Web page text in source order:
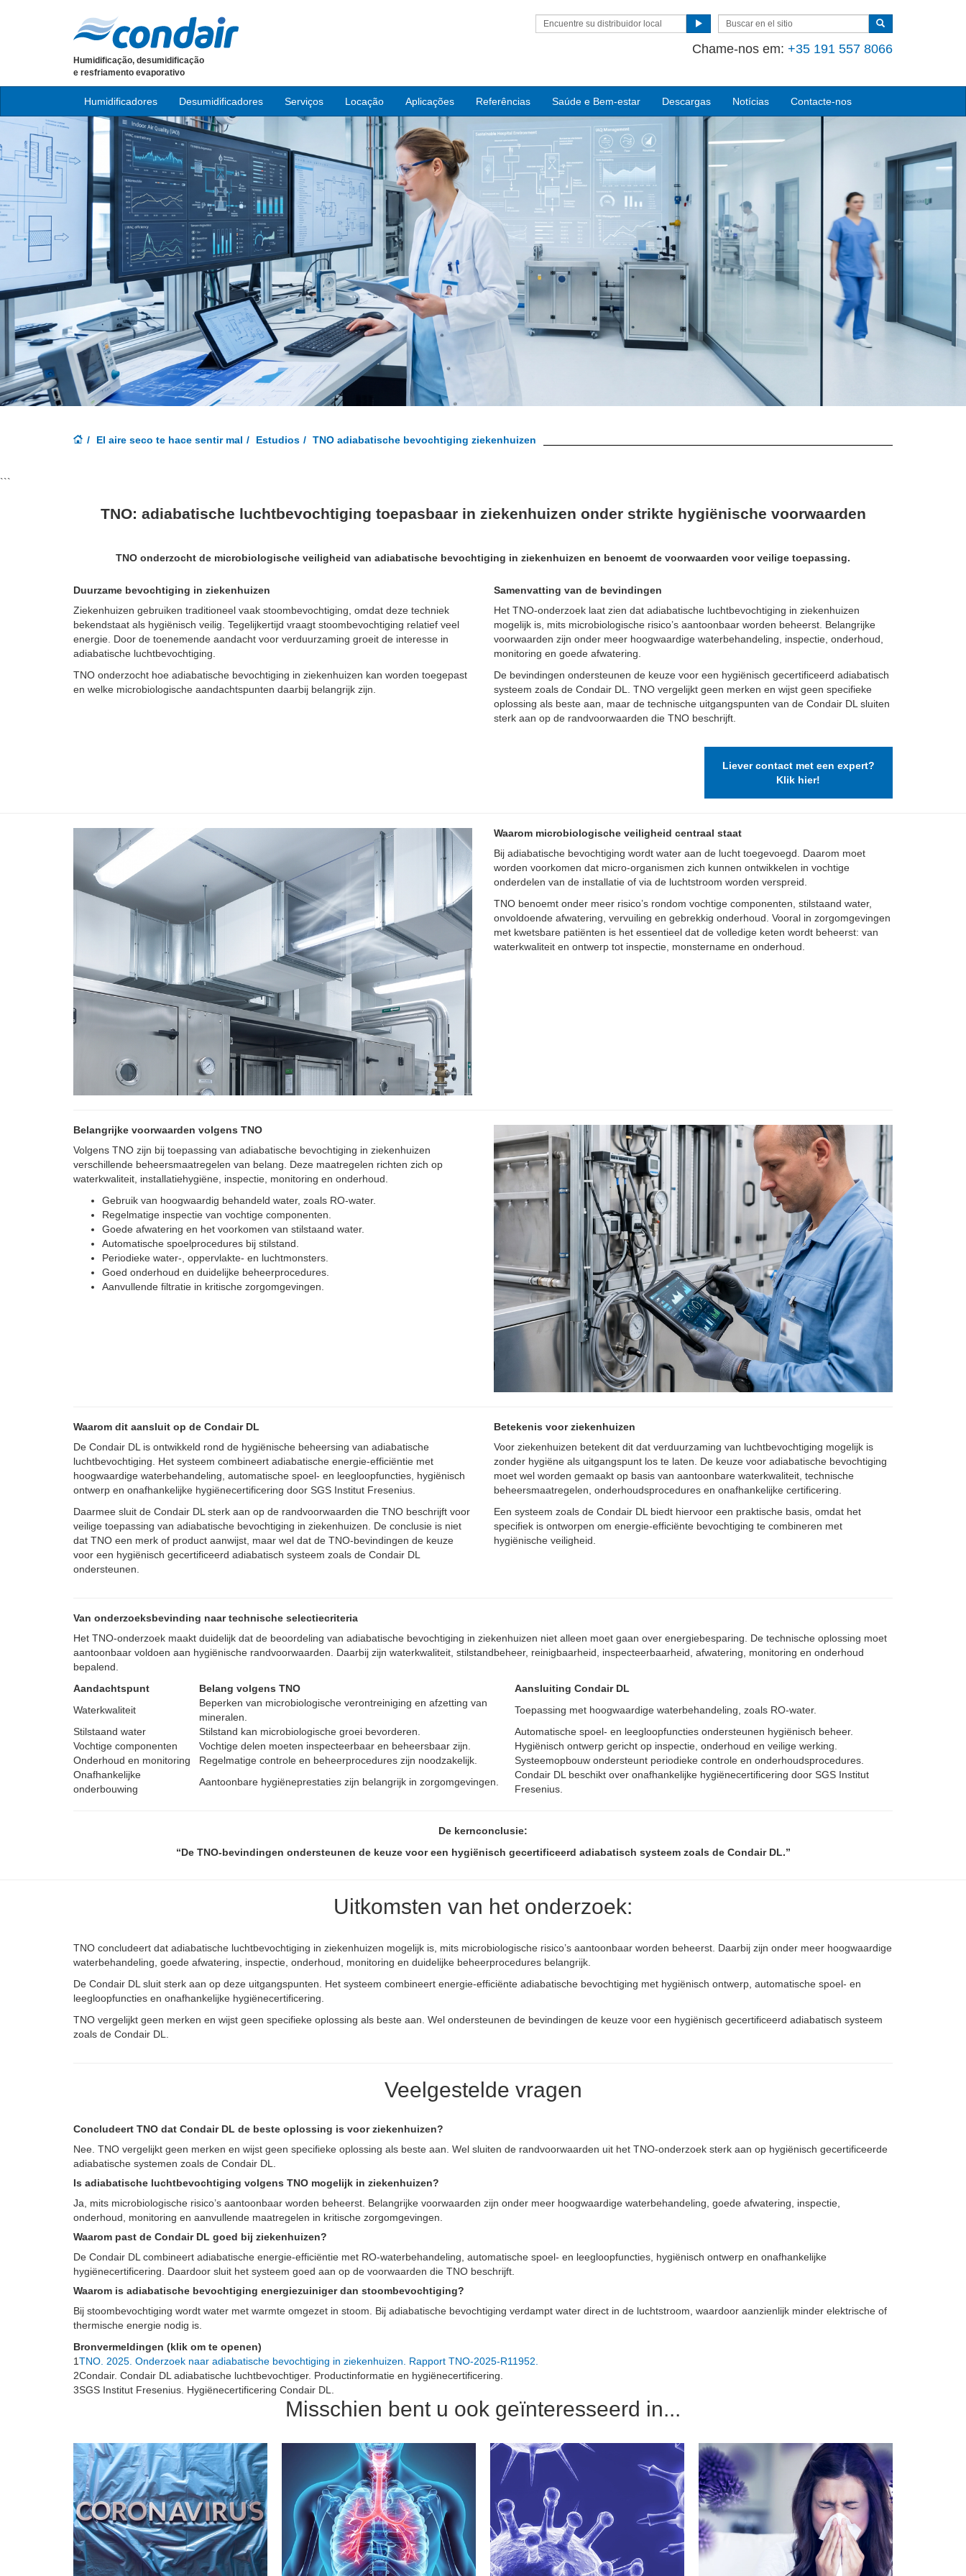
Encuentre su distribuidor local
Chame-nos em: +35 191 557 8066
Humidificação, desumidificação
e resfriamento evaporativo
Humidificadores Desumidificadores Serviços Locação Aplicações Referências Saúde e Bem-estar Descargas Notícias Contacte-nos
El aire seco te hace sentir mal Estudios TNO adiabatische bevochtiging ziekenhuizen
```
TNO: adiabatische luchtbevochtiging toepasbaar in ziekenhuizen onder strikte hygiënische voorwaarden
TNO onderzocht de microbiologische veiligheid van adiabatische bevochtiging in ziekenhuizen en benoemt de voorwaarden voor veilige toepassing.
Duurzame bevochtiging in ziekenhuizen
Ziekenhuizen gebruiken traditioneel vaak stoombevochtiging, omdat deze techniek
bekendstaat als hygiënisch veilig. Tegelijkertijd vraagt stoombevochtiging relatief veel
energie. Door de toenemende aandacht voor verduurzaming groeit de interesse in
adiabatische luchtbevochtiging.
TNO onderzocht hoe adiabatische bevochtiging in ziekenhuizen kan worden toegepast
en welke microbiologische aandachtspunten daarbij belangrijk zijn.
Samenvatting van de bevindingen
Het TNO-onderzoek laat zien dat adiabatische luchtbevochtiging in ziekenhuizen
mogelijk is, mits microbiologische risico’s aantoonbaar worden beheerst. Belangrijke
voorwaarden zijn onder meer hoogwaardige waterbehandeling, inspectie, onderhoud,
monitoring en goede afwatering.
De bevindingen ondersteunen de keuze voor een hygiënisch gecertificeerd adiabatisch
systeem zoals de Condair DL. TNO vergelijkt geen merken en wijst geen specifieke
oplossing als beste aan, maar de technische uitgangspunten van de Condair DL sluiten
sterk aan op de randvoorwaarden die TNO beschrijft.
Liever contact met een expert?
Klik hier!
Waarom microbiologische veiligheid centraal staat
Bij adiabatische bevochtiging wordt water aan de lucht toegevoegd. Daarom moet
worden voorkomen dat micro-organismen zich kunnen ontwikkelen in vochtige
onderdelen van de installatie of via de luchtstroom worden verspreid.
TNO benoemt onder meer risico’s rondom vochtige componenten, stilstaand water,
onvoldoende afwatering, vervuiling en gebrekkig onderhoud. Vooral in zorgomgevingen
met kwetsbare patiënten is het essentieel dat de volledige keten wordt beheerst: van
waterkwaliteit en ontwerp tot inspectie, monstername en onderhoud.
Belangrijke voorwaarden volgens TNO
Volgens TNO zijn bij toepassing van adiabatische bevochtiging in ziekenhuizen
verschillende beheersmaatregelen van belang. Deze maatregelen richten zich op
waterkwaliteit, installatiehygiëne, inspectie, monitoring en onderhoud.
Gebruik van hoogwaardig behandeld water, zoals RO-water.
Regelmatige inspectie van vochtige componenten.
Goede afwatering en het voorkomen van stilstaand water.
Automatische spoelprocedures bij stilstand.
Periodieke water-, oppervlakte- en luchtmonsters.
Goed onderhoud en duidelijke beheerprocedures.
Aanvullende filtratie in kritische zorgomgevingen.
Waarom dit aansluit op de Condair DL
De Condair DL is ontwikkeld rond de hygiënische beheersing van adiabatische
luchtbevochtiging. Het systeem combineert adiabatische energie-efficiëntie met
hoogwaardige waterbehandeling, automatische spoel- en leegloopfuncties, hygiënisch
ontwerp en onafhankelijke hygiënecertificering door SGS Institut Fresenius.
Daarmee sluit de Condair DL sterk aan op de randvoorwaarden die TNO beschrijft voor
veilige toepassing van adiabatische bevochtiging in ziekenhuizen. De conclusie is niet
dat TNO een merk of product aanwijst, maar wel dat de TNO-bevindingen de keuze
voor een hygiënisch gecertificeerd adiabatisch systeem zoals de Condair DL
ondersteunen.
Betekenis voor ziekenhuizen
Voor ziekenhuizen betekent dit dat verduurzaming van luchtbevochtiging mogelijk is
zonder hygiëne als uitgangspunt los te laten. De keuze voor adiabatische bevochtiging
moet wel worden gemaakt op basis van aantoonbare waterkwaliteit, technische
beheersmaatregelen, onderhoudsprocedures en onafhankelijke certificering.
Een systeem zoals de Condair DL biedt hiervoor een praktische basis, omdat het
specifiek is ontworpen om energie-efficiënte bevochtiging te combineren met
hygiënische veiligheid.
Van onderzoeksbevinding naar technische selectiecriteria
Het TNO-onderzoek maakt duidelijk dat de beoordeling van adiabatische bevochtiging in ziekenhuizen niet alleen moet gaan over energiebesparing. De technische oplossing moet
aantoonbaar voldoen aan hygiënische randvoorwaarden. Daarbij zijn waterkwaliteit, stilstandbeheer, reinigbaarheid, inspecteerbaarheid, afwatering, monitoring en onderhoud
bepalend.
Aandachtspunt
Belang volgens TNO
Aansluiting Condair DL
Waterkwaliteit
Beperken van microbiologische verontreiniging en afzetting van
mineralen.
Toepassing met hoogwaardige waterbehandeling, zoals RO-water.
Stilstaand water
Stilstand kan microbiologische groei bevorderen.
Automatische spoel- en leegloopfuncties ondersteunen hygiënisch beheer.
Vochtige componenten
Vochtige delen moeten inspecteerbaar en beheersbaar zijn.
Hygiënisch ontwerp gericht op inspectie, onderhoud en veilige werking.
Onderhoud en monitoring
Regelmatige controle en beheerprocedures zijn noodzakelijk.
Systeemopbouw ondersteunt periodieke controle en onderhoudsprocedures.
Onafhankelijke
onderbouwing
Aantoonbare hygiëneprestaties zijn belangrijk in zorgomgevingen.
Condair DL beschikt over onafhankelijke hygiënecertificering door SGS Institut
Fresenius.
De kernconclusie:
“De TNO-bevindingen ondersteunen de keuze voor een hygiënisch gecertificeerd adiabatisch systeem zoals de Condair DL.”
Uitkomsten van het onderzoek:
TNO concludeert dat adiabatische luchtbevochtiging in ziekenhuizen mogelijk is, mits microbiologische risico’s aantoonbaar worden beheerst. Daarbij zijn onder meer hoogwaardige
waterbehandeling, goede afwatering, inspectie, onderhoud, monitoring en duidelijke beheerprocedures belangrijk.
De Condair DL sluit sterk aan op deze uitgangspunten. Het systeem combineert energie-efficiënte adiabatische bevochtiging met hygiënisch ontwerp, automatische spoel- en
leegloopfuncties en onafhankelijke hygiënecertificering.
TNO vergelijkt geen merken en wijst geen specifieke oplossing als beste aan. Wel ondersteunen de bevindingen de keuze voor een hygiënisch gecertificeerd adiabatisch systeem
zoals de Condair DL.
Veelgestelde vragen
Concludeert TNO dat Condair DL de beste oplossing is voor ziekenhuizen?
Nee. TNO vergelijkt geen merken en wijst geen specifieke oplossing als beste aan. Wel sluiten de randvoorwaarden uit het TNO-onderzoek sterk aan op hygiënisch gecertificeerde
adiabatische systemen zoals de Condair DL.
Is adiabatische luchtbevochtiging volgens TNO mogelijk in ziekenhuizen?
Ja, mits microbiologische risico’s aantoonbaar worden beheerst. Belangrijke voorwaarden zijn onder meer hoogwaardige waterbehandeling, goede afwatering, inspectie,
onderhoud, monitoring en aanvullende maatregelen in kritische zorgomgevingen.
Waarom past de Condair DL goed bij ziekenhuizen?
De Condair DL combineert adiabatische energie-efficiëntie met RO-waterbehandeling, automatische spoel- en leegloopfuncties, hygiënisch ontwerp en onafhankelijke
hygiënecertificering. Daardoor sluit het systeem goed aan op de voorwaarden die TNO beschrijft.
Waarom is adiabatische bevochtiging energiezuiniger dan stoombevochtiging?
Bij stoombevochtiging wordt water met warmte omgezet in stoom. Bij adiabatische bevochtiging verdampt water direct in de luchtstroom, waardoor aanzienlijk minder elektrische of
thermische energie nodig is.
Bronvermeldingen (klik om te openen)
1TNO. 2025. Onderzoek naar adiabatische bevochtiging in ziekenhuizen. Rapport TNO-2025-R11952.
2Condair. Condair DL adiabatische luchtbevochtiger. Productinformatie en hygiënecertificering.
3SGS Institut Fresenius. Hygiënecertificering Condair DL.
Misschien bent u ook geïnteresseerd in...